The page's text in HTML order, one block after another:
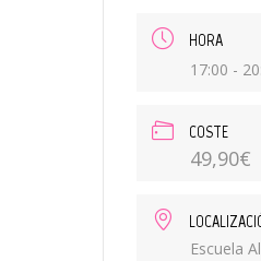
HORA
17:00 -
COSTE
49,90€
Escuela